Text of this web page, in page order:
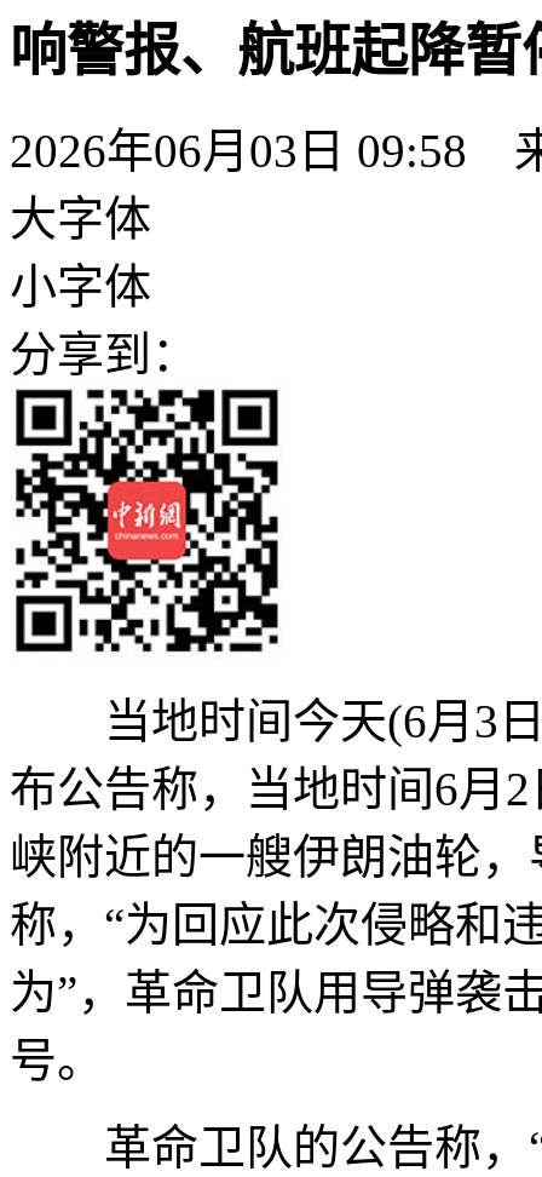
响警报、航班起降暂
2026年06月03日 09:58
大字体
小字体
分享到：
当地时间今天(6月3日
布公告称，当地时间6月
峡附近的一艘伊朗油轮
称，“为回应此次侵略和
为”，革命卫队用导弹袭
号。
革命卫队的公告称，“